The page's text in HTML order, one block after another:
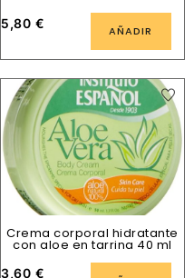
5,80 € AÑADIR
Crema corporal hidratante
con aloe en tarrina 40 ml
3,60 €